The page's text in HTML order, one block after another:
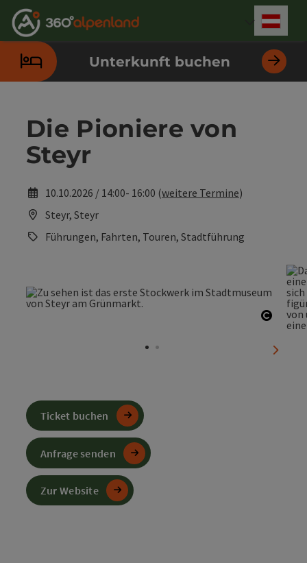
Zum Inhalt
Zur Navigation
Zum Seitenanfang
Zur Kontaktseite
Zur Suche
Zum Impressum
Zu den Hinweisen zur Bedienung der Website
Zur Startseite
Unterkunft buchen
Die Pioniere von
Steyr
10.10.2026 / 14:00- 16:00 (weitere Termine)
Steyr, Steyr
Führungen, Fahrten, Touren, Stadtführung
Ticket buchen
Anfrage senden
Zur Website